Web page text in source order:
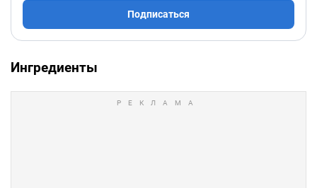
Подписаться
Ингредиенты